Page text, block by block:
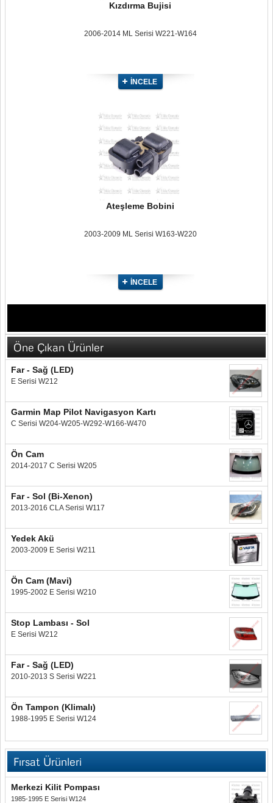
Kızdırma Bujisi
2006-2014 ML Serisi W221-W164
İNCELE
Ateşleme Bobini
2003-2009 ML Serisi W163-W220
İNCELE
Öne Çıkan Ürünler
Far - Sağ (LED)
E Serisi W212
Garmin Map Pilot Navigasyon Kartı
C Serisi W204-W205-W292-W166-W470
Ön Cam
2014-2017 C Serisi W205
Far - Sol (Bi-Xenon)
2013-2016 CLA Serisi W117
Yedek Akü
2003-2009 E Serisi W211
Ön Cam (Mavi)
1995-2002 E Serisi W210
Stop Lambası - Sol
E Serisi W212
Far - Sağ (LED)
2010-2013 S Serisi W221
Ön Tampon (Klimalı)
1988-1995 E Serisi W124
Fırsat Ürünleri
Merkezi Kilit Pompası
1985-1995 E Serisi W124